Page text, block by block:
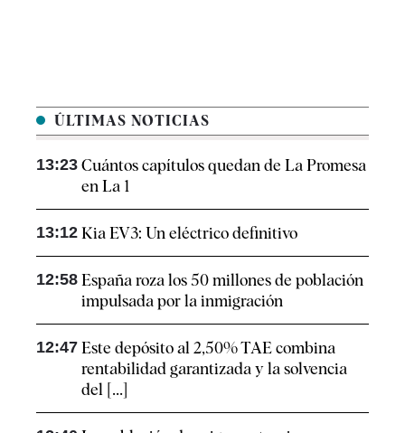
ÚLTIMAS NOTICIAS
13:23 Cuántos capítulos quedan de La Promesa
en La 1
13:12 Kia EV3: Un eléctrico definitivo
12:58 España roza los 50 millones de población
impulsada por la inmigración
12:47 Este depósito al 2,50% TAE combina
rentabilidad garantizada y la solvencia
del [...]